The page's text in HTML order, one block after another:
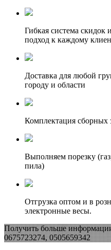
Гибкая система
подход к каждому
Доставка для любой
городу и области
Комплектация сборных
Выполняем порезку
пила)
Отгрузка оптом и в
электронные весы.
Получить больше
0675723274, 0505659342